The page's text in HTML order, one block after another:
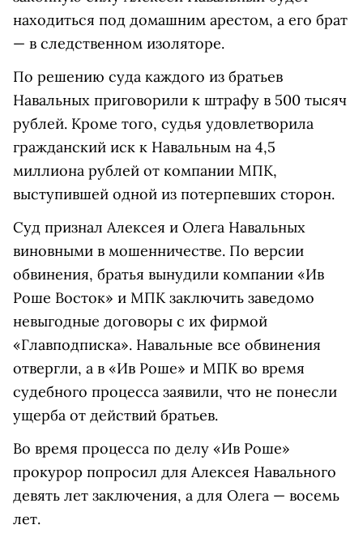
находиться под домашним арестом, а его брат
— в следственном изоляторе.
По решению суда каждого из братьев
Навальных приговорили к штрафу в 500 тысяч
рублей. Кроме того, судья удовлетворила
гражданский иск к Навальным на 4,5
миллиона рублей от компании МПК,
выступившей одной из потерпевших сторон.
Суд признал Алексея и Олега Навальных
виновными в мошенничестве. По версии
обвинения, братья вынудили компании «Ив
Роше Восток» и МПК заключить заведомо
невыгодные договоры с их фирмой
«Главподписка». Навальные все обвинения
отвергли, а в «Ив Роше» и МПК во время
судебного процесса заявили, что не понесли
ущерба от действий братьев.
Во время процесса по делу «Ив Роше»
прокурор попросил для Алексея Навального
девять лет заключения, а для Олега — восемь
лет.